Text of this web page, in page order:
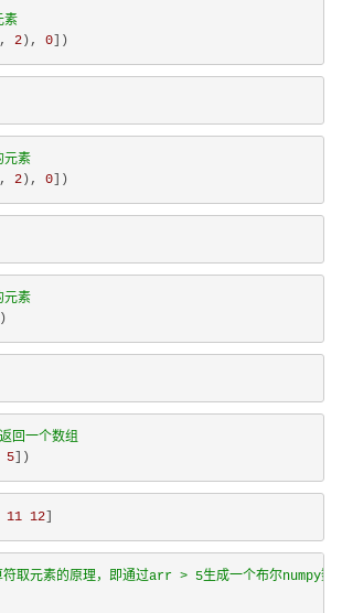
素
, 2 ), 0
元素
, 2 ), 0
元素
回一个数组
5
11 12
取元素的原理，即通过arr > 5生成一个布尔numpy数